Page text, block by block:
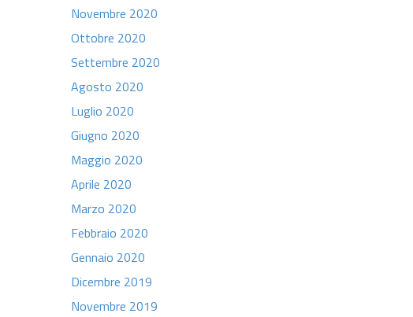
Novembre 2020
Ottobre 2020
Settembre 2020
Agosto 2020
Luglio 2020
Giugno 2020
Maggio 2020
Aprile 2020
Marzo 2020
Febbraio 2020
Gennaio 2020
Dicembre 2019
Novembre 2019